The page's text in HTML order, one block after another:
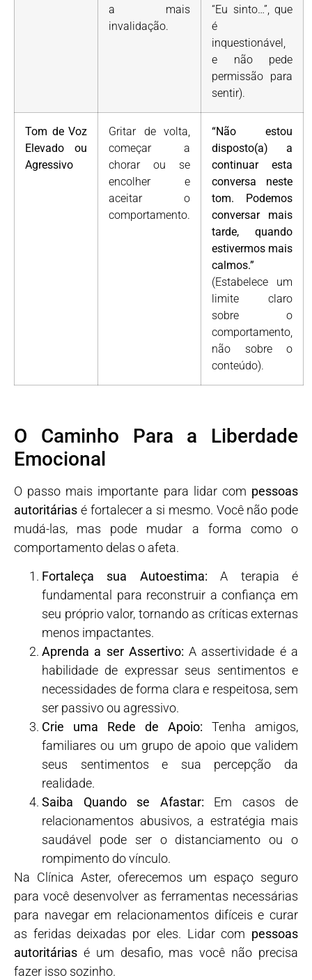
a mais
invalidação.
“Eu sinto…”, que
é
inquestionável,
e não pede
permissão para
sentir).
Tom de Voz
Elevado ou
Agressivo
Gritar de volta,
começar a
chorar ou se
encolher e
aceitar o
comportamento.
“Não estou
disposto(a) a
continuar esta
conversa neste
tom. Podemos
conversar mais
tarde, quando
estivermos mais
calmos.”
(Estabelece um
limite claro
sobre o
comportamento,
não sobre o
conteúdo).
O Caminho Para a Liberdade
Emocional
O passo mais importante para lidar com pessoas
autoritárias é fortalecer a si mesmo. Você não pode
mudá-las, mas pode mudar a forma como o
comportamento delas o afeta.
Fortaleça sua Autoestima: A terapia é
fundamental para reconstruir a confiança em
seu próprio valor, tornando as críticas externas
menos impactantes.
Aprenda a ser Assertivo: A assertividade é a
habilidade de expressar seus sentimentos e
necessidades de forma clara e respeitosa, sem
ser passivo ou agressivo.
Crie uma Rede de Apoio: Tenha amigos,
familiares ou um grupo de apoio que validem
seus sentimentos e sua percepção da
realidade.
Saiba Quando se Afastar: Em casos de
relacionamentos abusivos, a estratégia mais
saudável pode ser o distanciamento ou o
rompimento do vínculo.
Na Clínica Aster, oferecemos um espaço seguro
para você desenvolver as ferramentas necessárias
para navegar em relacionamentos difíceis e curar
as feridas deixadas por eles. Lidar com pessoas
autoritárias é um desafio, mas você não precisa
fazer isso sozinho.